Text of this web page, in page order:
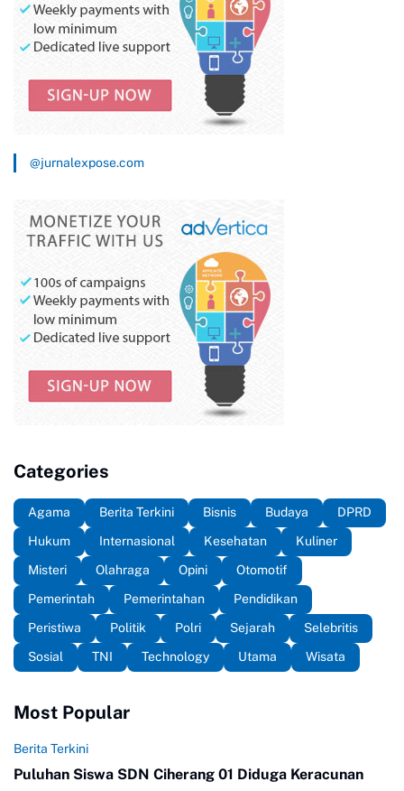
@jurnalexpose.com
Categories
Agama Berita Terkini Bisnis Budaya
DPRD
Hukum
Internasional Kesehatan
Kuliner
Misteri
Olahraga Opini
Otomotif
Pemerintah
Pemerintahan
Pendidikan
Peristiwa
Politik Polri Sejarah
Selebritis
Sosial
TNI Technology Utama Wisata
Most Popular
Berita Terkini
Puluhan Siswa SDN Ciherang 01 Diduga Keracunan